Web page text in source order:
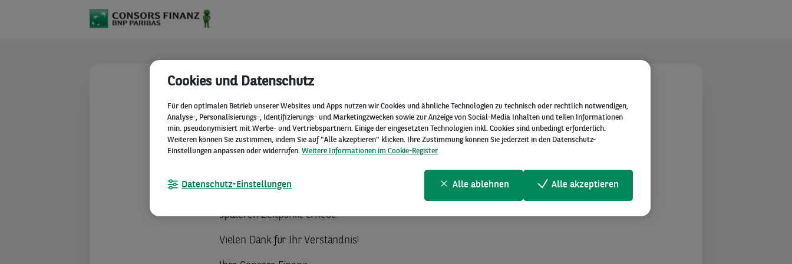
TECHNISCHER FEHLER
Beim Aufruf Ihrer Anfrage ist ein
technisches Problem aufgetreten.
Bitte stellen Sie eine neue Anfrage. Falls das Problem weiterhin besteht,
verwenden Sie bitte einen anderen Browser oder versuchen Sie es zu einem
späteren Zeitpunkt erneut.
Vielen Dank für Ihr Verständnis!
Cookies und Datenschutz
Für den optimalen Betrieb unserer Websites und Apps nutzen wir Cookies und ähnliche Technologien zu technisch oder rechtlich notwendigen,
Analyse-, Personalisierungs-, Identifizierungs- und Marketingzwecken sowie zur Anzeige von Social-Media Inhalten und teilen Informationen
min. pseudonymisiert mit Werbe- und Vertriebspartnern. Einige der eingesetzten Technologien inkl. Cookies sind unbedingt erforderlich.
Weiteren können Sie zustimmen, indem Sie auf "Alle akzeptieren" klicken. Ihre Zustimmung können Sie jederzeit in den Datenschutz-
Einstellungen anpassen oder widerrufen. Weitere Informationen im Cookie-Register
Datenschutz-Einstellungen Alle ablehnen Alle akzeptieren